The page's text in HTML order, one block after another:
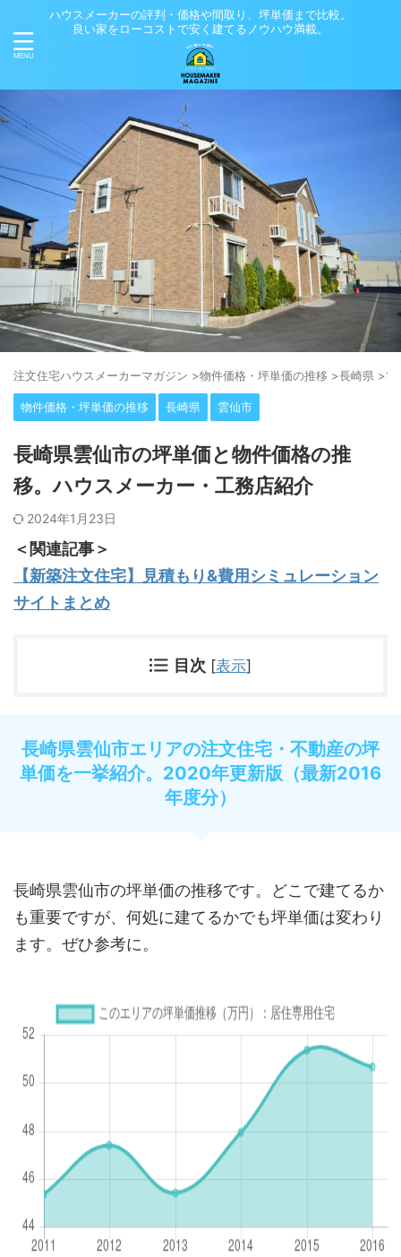
ハウスメーカーの評判・価格や間取り、坪単価まで比較。
良い家をローコストで安く建てるノウハウ満載。
注⽂住宅ハウスメーカーマガジン >物件価格・坪単価の推移 >長崎県 >雲
物件価格・坪単価の推移 長崎県 雲仙市
長崎県雲仙市の坪単価と物件価格の推
移。ハウスメーカー・工務店紹介
2024年1月23日
＜関連記事＞
【新築注文住宅】見積もり&費用シミュレーション
サイトまとめ
目次 [表示]
長崎県雲仙市エリアの注文住宅・不動産の坪
単価を一挙紹介。2020年更新版（最新2016
年度分）
長崎県雲仙市の坪単価の推移です。どこで建てるか
も重要ですが、何処に建てるかでも坪単価は変わり
ます。ぜひ参考に。